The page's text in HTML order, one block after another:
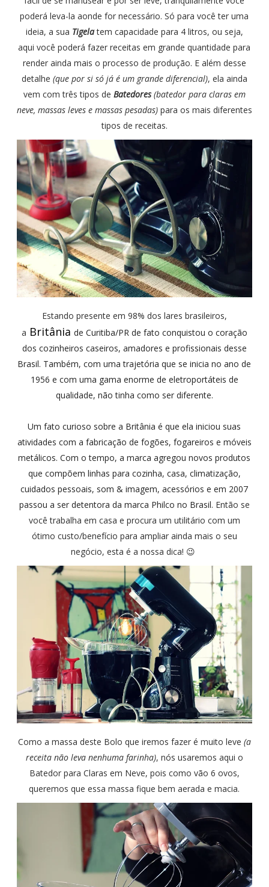
poderá leva-la aonde for necessário. Só para você ter uma
ideia, a sua Tigelatem capacidade para 4 litros, ou seja,
aqui você poderá fazer receitas em grande quantidade para
render ainda mais o processo de produção. E além desse
detalhe (que por si só já é um grande diferencial), ela ainda
vem com três tipos de Batedores (batedor para claras em
neve, massas leves e massas pesadas)para os mais diferentes
tipos de receitas.
Estando presente em 98% dos lares brasileiros,
a Britânia de Curitiba/PR de fato conquistou o coração
dos cozinheiros caseiros, amadores e profissionais desse
Brasil. Também, com uma trajetória que se inicia no ano de
1956 e com uma gama enorme de eletroportáteis de
qualidade, não tinha como ser diferente.
Um fato curioso sobre a Britânia é que ela iniciou suas
atividades com a fabricação de fogões, fogareiros e móveis
metálicos. Com o tempo, a marca agregou novosprodutos
que compõem linhas para cozinha, casa, climatização,
cuidados pessoais, som & imagem, acessórios eem 2007
passou a ser detentora da marca Philco no Brasil. Então se
você trabalha em casa e procura um utilitário com um
ótimo custo/benefício para ampliar ainda mais o seu
negócio, esta é a nossa dica! 😉
Como a massa deste Bolo que iremos fazer é muito leve (a
receita não leva nenhuma farinha), nós usaremos aqui o
Batedor para Claras em Neve, pois como vão 6 ovos,
queremos que essa massa fique bem aerada e macia.